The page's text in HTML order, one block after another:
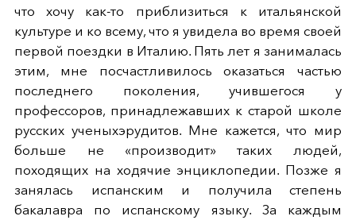
что хочу как-то приблизиться к итальянской
культуре и ко всему, что я увидела во время своей
первой поездки в Италию. Пять лет я занималась
этим, мне посчастливилось оказаться частью
последнего поколения, учившегося у
профессоров, принадлежавших к старой школе
русских ученыхэрудитов. Мне кажется, что мир
больше не «производит» таких людей,
походящих на ходячие энциклопедии. Позже я
занялась испанским и получила степень
бакалавра по испанскому языку. За каждым